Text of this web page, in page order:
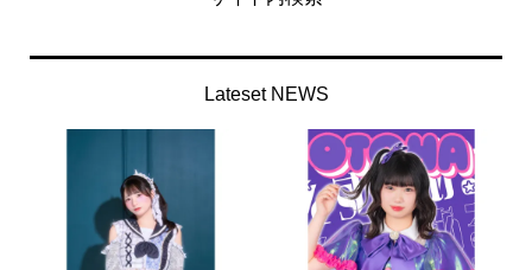
Lateset NEWS